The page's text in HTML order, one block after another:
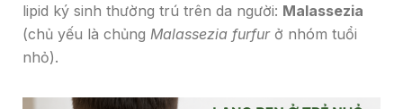
lipid ký sinh thường trú trên da người: Malassezia
(chủ yếu là chủng Malassezia furfurở nhóm tuổi
nhỏ).